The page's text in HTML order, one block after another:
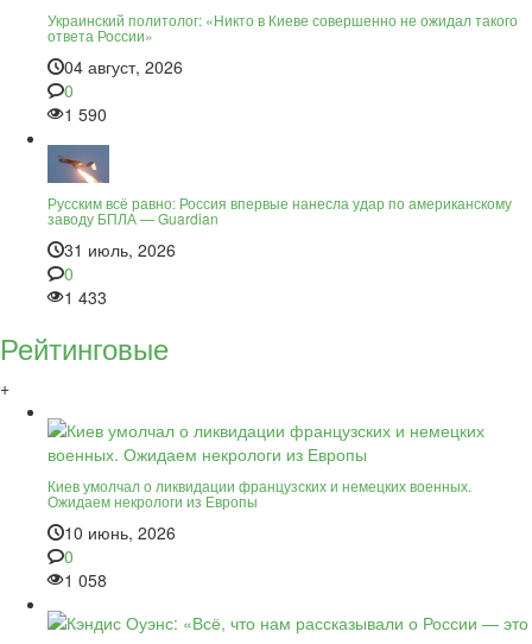
Украинский политолог: «Никто в Киеве совершенно не ожидал такого
ответа России»
04 август, 2026
0
1 590
Русским всё равно: Россия впервые нанесла удар по американскому
заводу БПЛА — Guardian
31 июль, 2026
0
1 433
Рейтинговые
+
Киев умолчал о ликвидации французских и немецких военных.
Ожидаем некрологи из Европы
10 июнь, 2026
0
1 058